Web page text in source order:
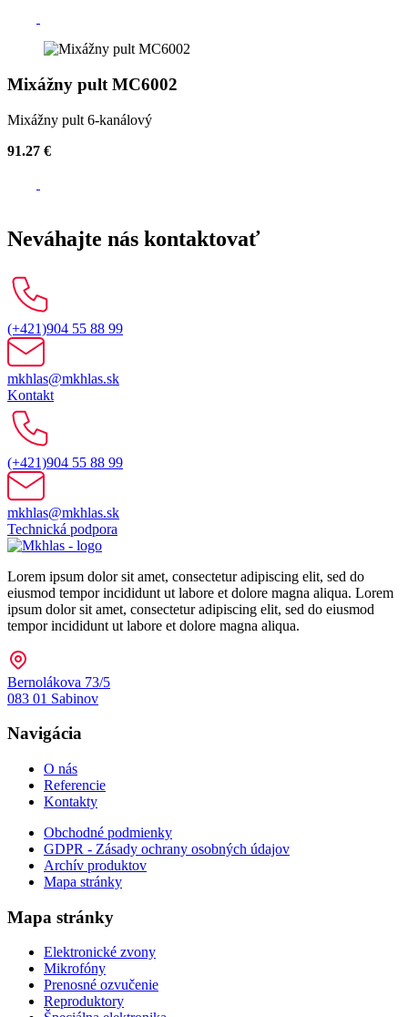
Mixážny pult MC6002
Mixážny pult 6-kanálový
91.27 €
Neváhajte nás kontaktovať
(+421)904 55 88 99
mkhlas@mkhlas.sk
Kontakt
(+421)904 55 88 99
mkhlas@mkhlas.sk
Technická podpora
Lorem ipsum dolor sit amet, consectetur adipiscing elit, sed do
eiusmod tempor incididunt ut labore et dolore magna aliqua. Lorem
ipsum dolor sit amet, consectetur adipiscing elit, sed do eiusmod
tempor incididunt ut labore et dolore magna aliqua.
Bernolákova 73/5
083 01 Sabinov
Navigácia
O nás
Referencie
Kontakty
Obchodné podmienky
GDPR - Zásady ochrany osobných údajov
Archív produktov
Mapa stránky
Mapa stránky
Elektronické zvony
Mikrofóny
Prenosné ozvučenie
Reproduktory